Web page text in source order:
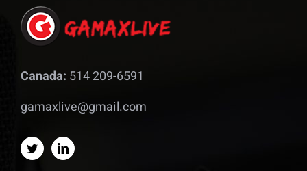
Canada: 514 209-6591
gamaxlive@gmail.com